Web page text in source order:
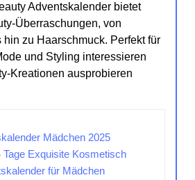
Adventskalender bietet
Überraschungen, von
hin zu Haarschmuck. Perfekt für
und Styling interessieren
Kreationen ausprobieren